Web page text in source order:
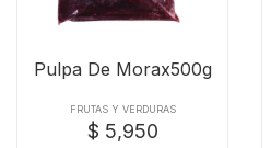
Pulpa De Morax500g
FRUTAS Y VERDURAS
$ 5,950